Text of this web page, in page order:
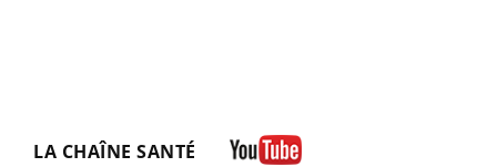
LA CHAÎNE SANTÉ